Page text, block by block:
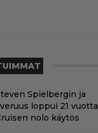
Spielbergin ja
loppui 21 vuotta
nolo käytös